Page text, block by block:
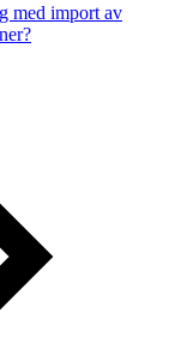
med import av